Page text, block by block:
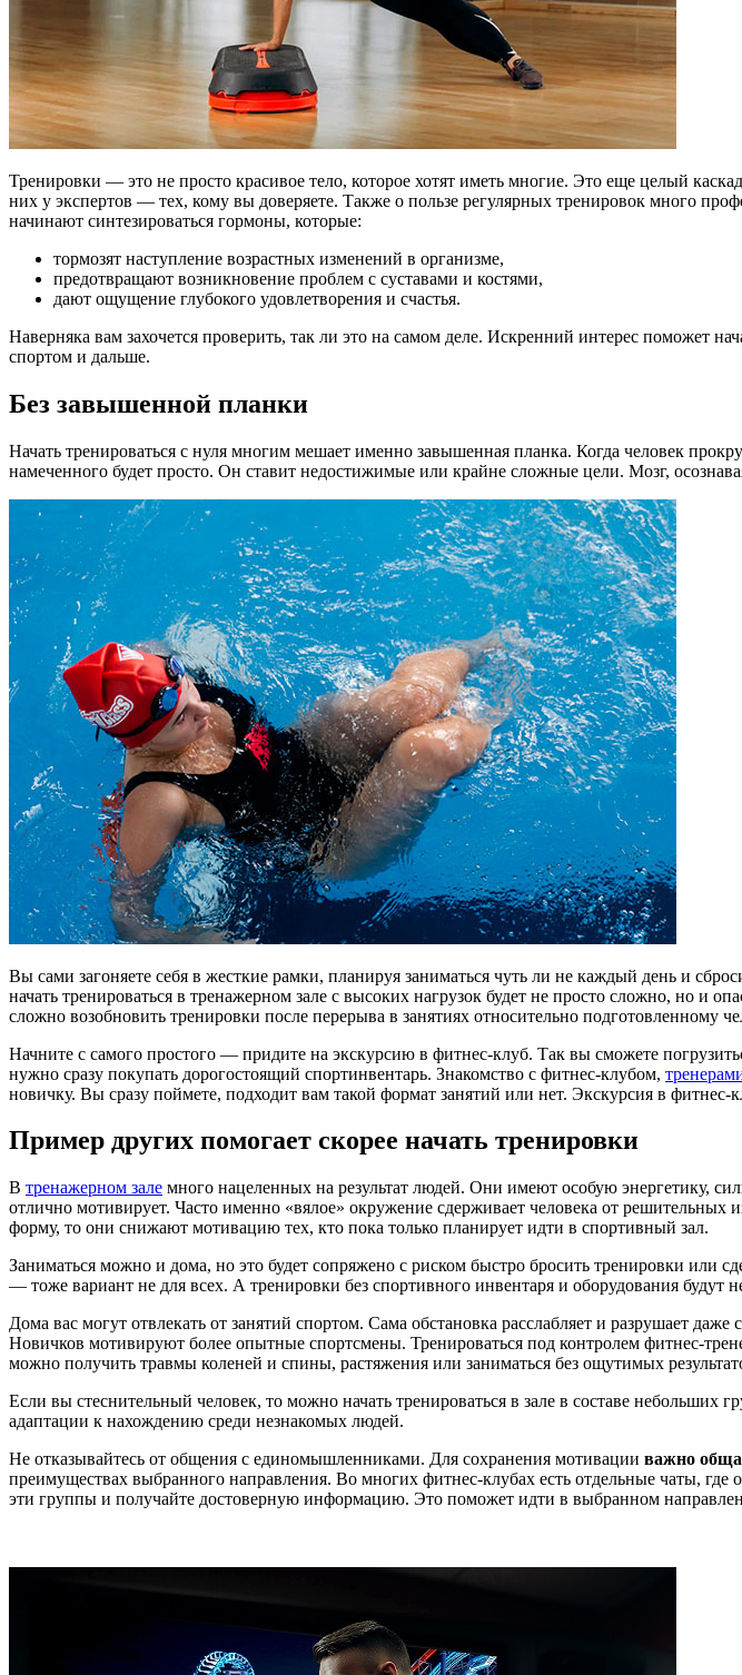
Тренировки — это не просто красивое тело, которое хотят иметь многие. Это еще целый
них у экспертов — тех, кому вы доверяете. Также о пользе регулярных тренировок много
начинают синтезироваться гормоны, которые:
тормозят наступление возрастных изменений в организме,
предотвращают возникновение проблем с суставами и костями,
дают ощущение глубокого удовлетворения и счастья.
Наверняка вам захочется проверить, так ли это на самом деле. Искренний интерес поможет
спортом и дальше.
Без завышенной планки
Начать тренироваться с нуля многим мешает именно завышенная планка. Когда человек
намеченного будет просто. Он ставит недостижимые или крайне сложные цели. Мозг,
Вы сами загоняете себя в жесткие рамки, планируя заниматься чуть ли не каждый день и
начать тренироваться в тренажерном зале с высоких нагрузок будет не просто сложно, но и
сложно возобновить тренировки после перерыва в занятиях относительно подготовленному
Начните с самого простого — придите на экскурсию в фитнес-клуб. Так вы сможете
нужно сразу покупать дорогостоящий спортинвентарь. Знакомство с фитнес-клубом,
новичку. Вы сразу поймете, подходит вам такой формат занятий или нет. Экскурсия в
Пример других помогает скорее начать тренировки
В тренажерном зале много нацеленных на результат людей. Они имеют особую энергетику,
отлично мотивирует. Часто именно «вялое» окружение сдерживает человека от
форму, то они снижают мотивацию тех, кто пока только планирует идти в спортивный зал.
Заниматься можно и дома, но это будет сопряжено с риском быстро бросить тренировки или
— тоже вариант не для всех. А тренировки без спортивного инвентаря и оборудования будут
Дома вас могут отвлекать от занятий спортом. Сама обстановка расслабляет и разрушает
Новичков мотивируют более опытные спортсмены. Тренироваться под контролем фитнес-
можно получить травмы коленей и спины, растяжения или заниматься без ощутимых
Если вы стеснительный человек, то можно начать тренироваться в зале в составе небольших
адаптации к нахождению среди незнакомых людей.
Не отказывайтесь от общения с единомышленниками. Для сохранения мотивации важно
преимуществах выбранного направления. Во многих фитнес-клубах есть отдельные чаты,
эти группы и получайте достоверную информацию. Это поможет идти в выбранном